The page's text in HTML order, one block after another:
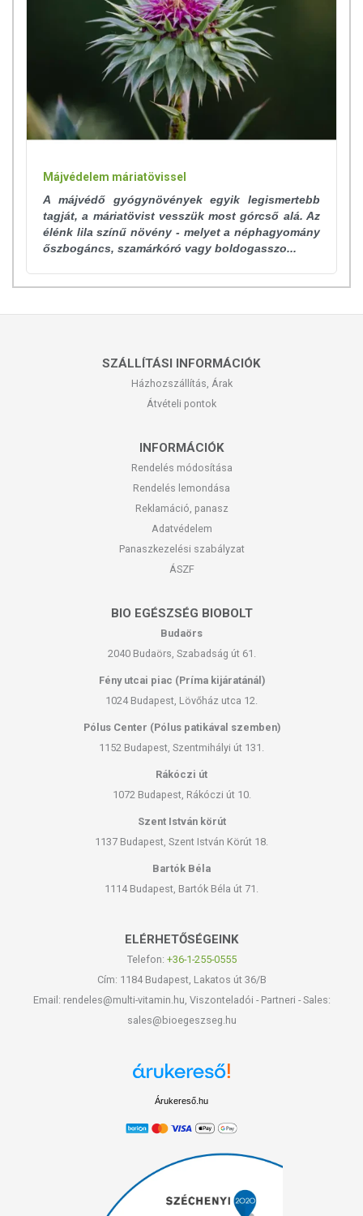
Májvédelem máriatövissel
A májvédő gyógynövények egyik legismertebb
tagját, a máriatövist vesszük most górcső alá. Az
élénk lila színű növény - melyet a néphagyomány
őszbogáncs, szamárkóró vagy boldogasszo...
SZÁLLÍTÁSI INFORMÁCIÓK
Házhozszállítás, Árak
Átvételi pontok
INFORMÁCIÓK
Rendelés módosítása
Rendelés lemondása
Reklamáció, panasz
Adatvédelem
Panaszkezelési szabályzat
ÁSZF
BIO EGÉSZSÉG BIOBOLT
Budaörs
2040 Budaörs, Szabadság út 61.
Fény utcai piac (Príma kijáratánál)
1024 Budapest, Lövőház utca 12.
Pólus Center (Pólus patikával szemben)
1152 Budapest, Szentmihályi út 131.
Rákóczi út
1072 Budapest, Rákóczi út 10.
Szent István körút
1137 Budapest, Szent István Körút 18.
Bartók Béla
1114 Budapest, Bartók Béla út 71.
ELÉRHETŐSÉGEINK
Telefon: +36-1-255-0555
Cím: 1184 Budapest, Lakatos út 36/B
Email: rendeles@multi-vitamin.hu, Viszonteladói - Partneri - Sales:
sales@bioegeszseg.hu
Árukereső.hu